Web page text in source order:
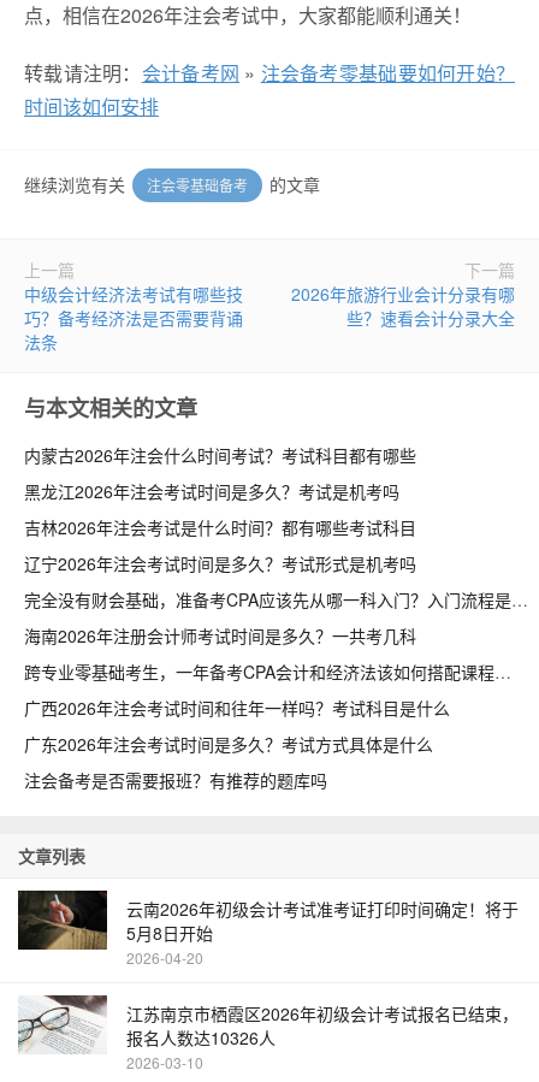
点，相信在2026年注会考试中，大家都能顺利通关！
转载请注明： 会计备考网 » 注会备考零基础要如何开始？
时间该如何安排
继续浏览有关 注会零基础备考 的文章
上一篇
中级会计经济法考试有哪些技
巧？备考经济法是否需要背诵
法条
下一篇
2026年旅游行业会计分录有哪
些？速看会计分录大全
与本文相关的文章
内蒙古2026年注会什么时间考试？考试科目都有哪些
黑龙江2026年注会考试时间是多久？考试是机考吗
吉林2026年注会考试是什么时间？都有哪些考试科目
辽宁2026年注会考试时间是多久？考试形式是机考吗
完全没有财会基础，准备考CPA应该先从哪一科入门？入门流程是什么
海南2026年注册会计师考试时间是多久？一共考几科
跨专业零基础考生，一年备考CPA会计和经济法该如何搭配课程
广西2026年注会考试时间和往年一样吗？考试科目是什么
广东2026年注会考试时间是多久？考试方式具体是什么
注会备考是否需要报班？有推荐的题库吗
文章列表
云南2026年初级会计考试准考证打印时间确定！将于
5月8日开始
2026-04-20
江苏南京市栖霞区2026年初级会计考试报名已结束，
报名人数达10326人
2026-03-10